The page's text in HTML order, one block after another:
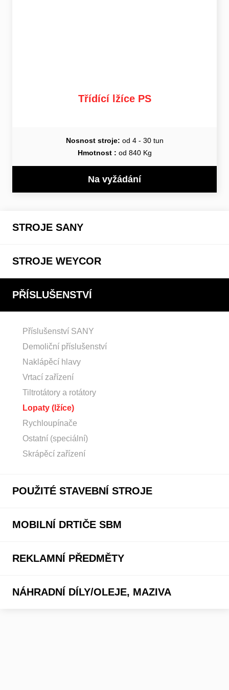
Třídící lžíce PS
Nosnost stroje: od 4 - 30 tun
Hmotnost : od 840 Kg
Na vyžádání
STROJE SANY
STROJE WEYCOR
PŘÍSLUŠENSTVÍ
Příslušenství SANY
Demoliční příslušenství
Naklápěcí hlavy
Vrtací zařízení
Tiltrotátory a rotátory
Lopaty (lžíce)
Rychloupínače
Ostatní (speciální)
Skrápěcí zařízení
POUŽITÉ STAVEBNÍ STROJE
MOBILNÍ DRTIČE SBM
REKLAMNÍ PŘEDMĚTY
NÁHRADNÍ DÍLY/OLEJE, MAZIVA